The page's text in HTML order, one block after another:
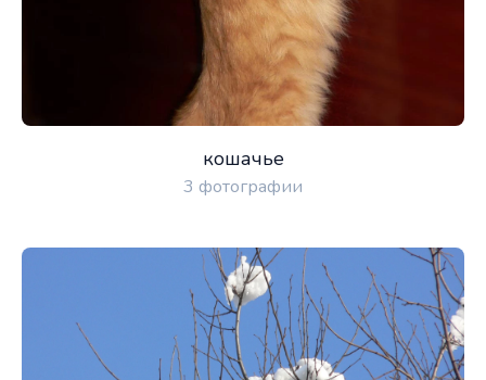
кошачье
3 фотографии